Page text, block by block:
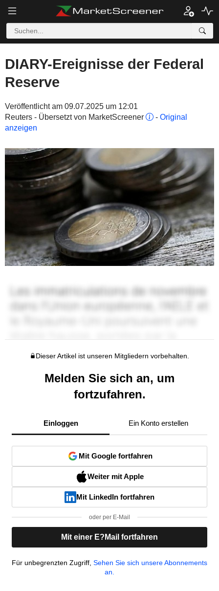
DIARY-Ereignisse der Federal
Reserve
Veröffentlicht am 09.07.2025 um 12:01
Reuters - Übersetzt von MarketScreener
- Original
anzeigen
Dieser Artikel ist unseren Mitgliedern vorbehalten.
Melden Sie sich an, um
fortzufahren.
Einloggen Ein Konto erstellen
Mit Google fortfahren
Weiter mit Apple
Mit LinkedIn fortfahren
oder per E-Mail
Mit einer E?Mail fortfahren
Für unbegrenzten Zugriff, Sehen Sie sich unsere Abonnements
an.